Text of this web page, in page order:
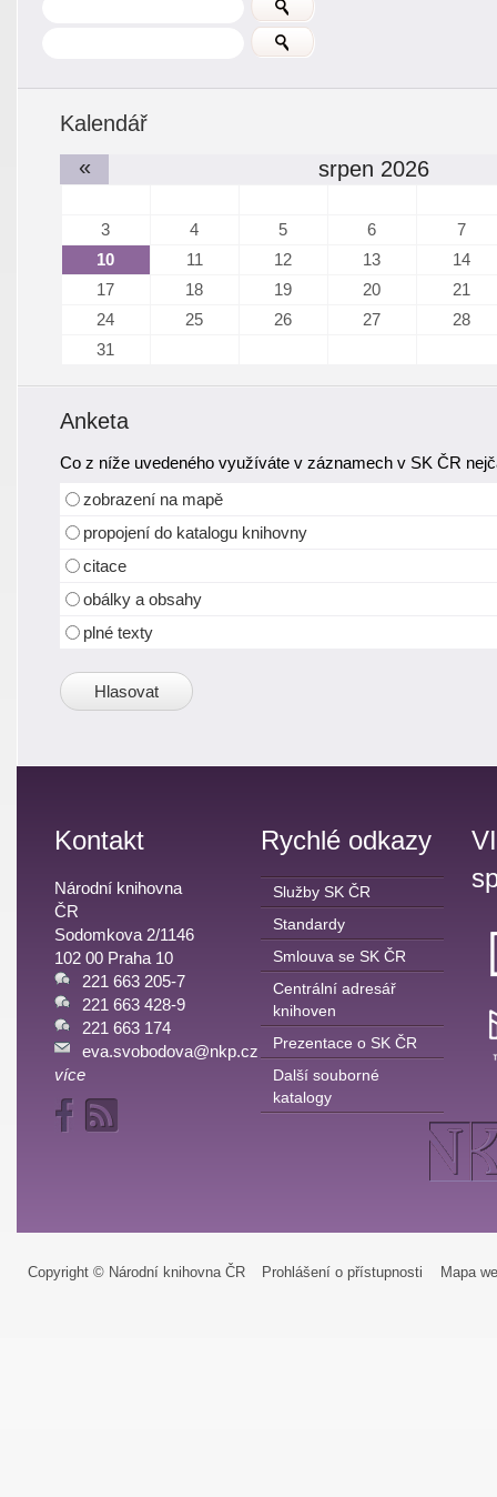
Kalendář
«
srpen 2026
3 4 5 6
7
10
11 12 13
14
17
18 19 20
21
24
25 26 27
28
31
Anketa
Co z níže uvedeného využíváte v záznamech v SK ČR
zobrazení na mapě
propojení do katalogu knihovny
citace
obálky a obsahy
plné texty
Kontakt
Národní knihovna
ČR
Sodomkova 2/1146
102 00 Praha 10
221 663 205-7
221 663 428-9
221 663 174
eva.svobodova@nkp.cz
více
Rychlé odkazy
Služby SK ČR
Standardy
Smlouva se SK ČR
Centrální adresář
knihoven
Prezentace o SK ČR
Další souborné
katalogy
Copyright © Národní knihovna ČR Prohlášení o přístupnosti Mapa